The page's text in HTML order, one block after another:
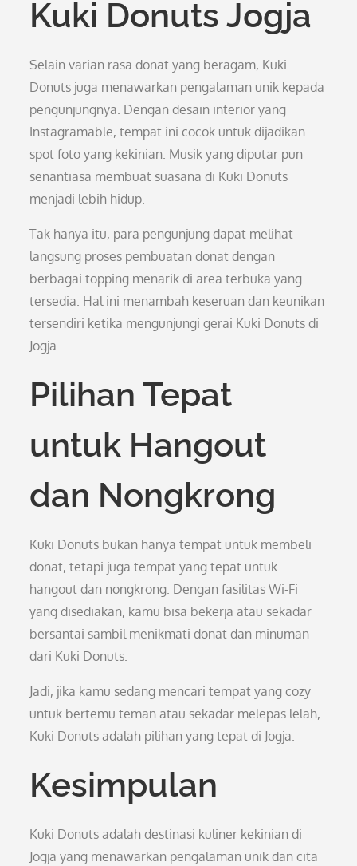
Kuki Donuts Jogja
Selain varian rasa donat yang beragam, Kuki
Donuts juga menawarkan pengalaman unik kepada
pengunjungnya. Dengan desain interior yang
Instagramable, tempat ini cocok untuk dijadikan
spot foto yang kekinian. Musik yang diputar pun
senantiasa membuat suasana di Kuki Donuts
menjadi lebih hidup.
Tak hanya itu, para pengunjung dapat melihat
langsung proses pembuatan donat dengan
berbagai topping menarik di area terbuka yang
tersedia. Hal ini menambah keseruan dan keunikan
tersendiri ketika mengunjungi gerai Kuki Donuts di
Jogja.
Pilihan Tepat
untuk Hangout
dan Nongkrong
Kuki Donuts bukan hanya tempat untuk membeli
donat, tetapi juga tempat yang tepat untuk
hangout dan nongkrong. Dengan fasilitas Wi-Fi
yang disediakan, kamu bisa bekerja atau sekadar
bersantai sambil menikmati donat dan minuman
dari Kuki Donuts.
Jadi, jika kamu sedang mencari tempat yang cozy
untuk bertemu teman atau sekadar melepas lelah,
Kuki Donuts adalah pilihan yang tepat di Jogja.
Kesimpulan
Kuki Donuts adalah destinasi kuliner kekinian di
Jogja yang menawarkan pengalaman unik dan cita